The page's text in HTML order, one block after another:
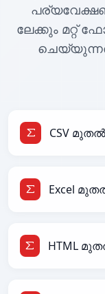
ലേക്കും മറ്റ്